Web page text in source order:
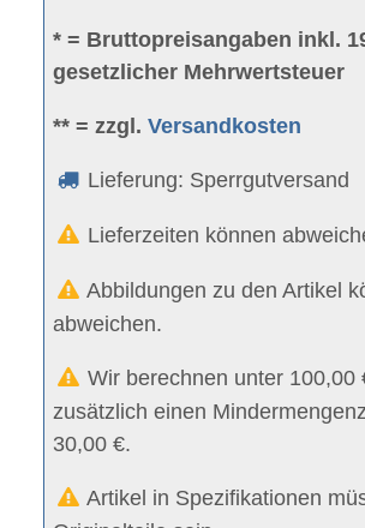
* = Bruttopreisangaben inkl.
gesetzlicher Mehrwertsteuer
** = zzgl.Versandkosten
Lieferung: Sperrgutversand
Lieferzeiten können
Abbildungen zu den Artikel
abweichen.
Wir berechnen unter 100,00
zusätzlich einen
30,00 €.
Artikel in Spezifikationen